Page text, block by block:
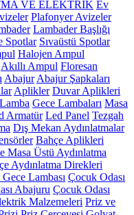
VE ELEKTRİK Ev
Plafonyer Avizeler
Lambader Başlığı
Spotlar Sıvaüstü Spotlar
Halojen Ampul
Akıllı Ampul Floresan
Abajur Abajur Şapkaları
Aplikler Duvar Aplikleri
Lamba Gece Lambaları Masa
Armatür Led Panel Tezgah
Dış Mekan Aydınlatmalar
Bahçe Aplikleri
Masa Üstü Aydınlatma
Aydınlatma Direkleri
Lambası Çocuk Odası
Abajuru Çocuk Odası
Malzemeleri Priz ve